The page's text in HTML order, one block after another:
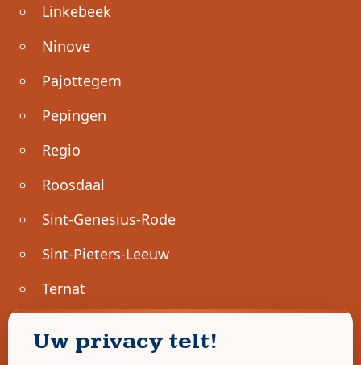
Linkebeek
Ninove
Pajottegem
Pepingen
Regio
Roosdaal
Sint-Genesius-Rode
Sint-Pieters-Leeuw
Ternat
Uw privacy telt!